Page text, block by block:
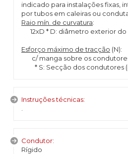
indicado para instalações fixas,
por tubos em caleiras ou
Raio mín. de curvatura:
12xD * D: diâmetro exterior do
Esforço máximo de tracção (N):
c/ manga sobre os
* S: Secção dos condutores
Instruções técnicas:
Condutor:
Rígido